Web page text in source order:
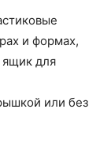
и формах,
ящик для
или без